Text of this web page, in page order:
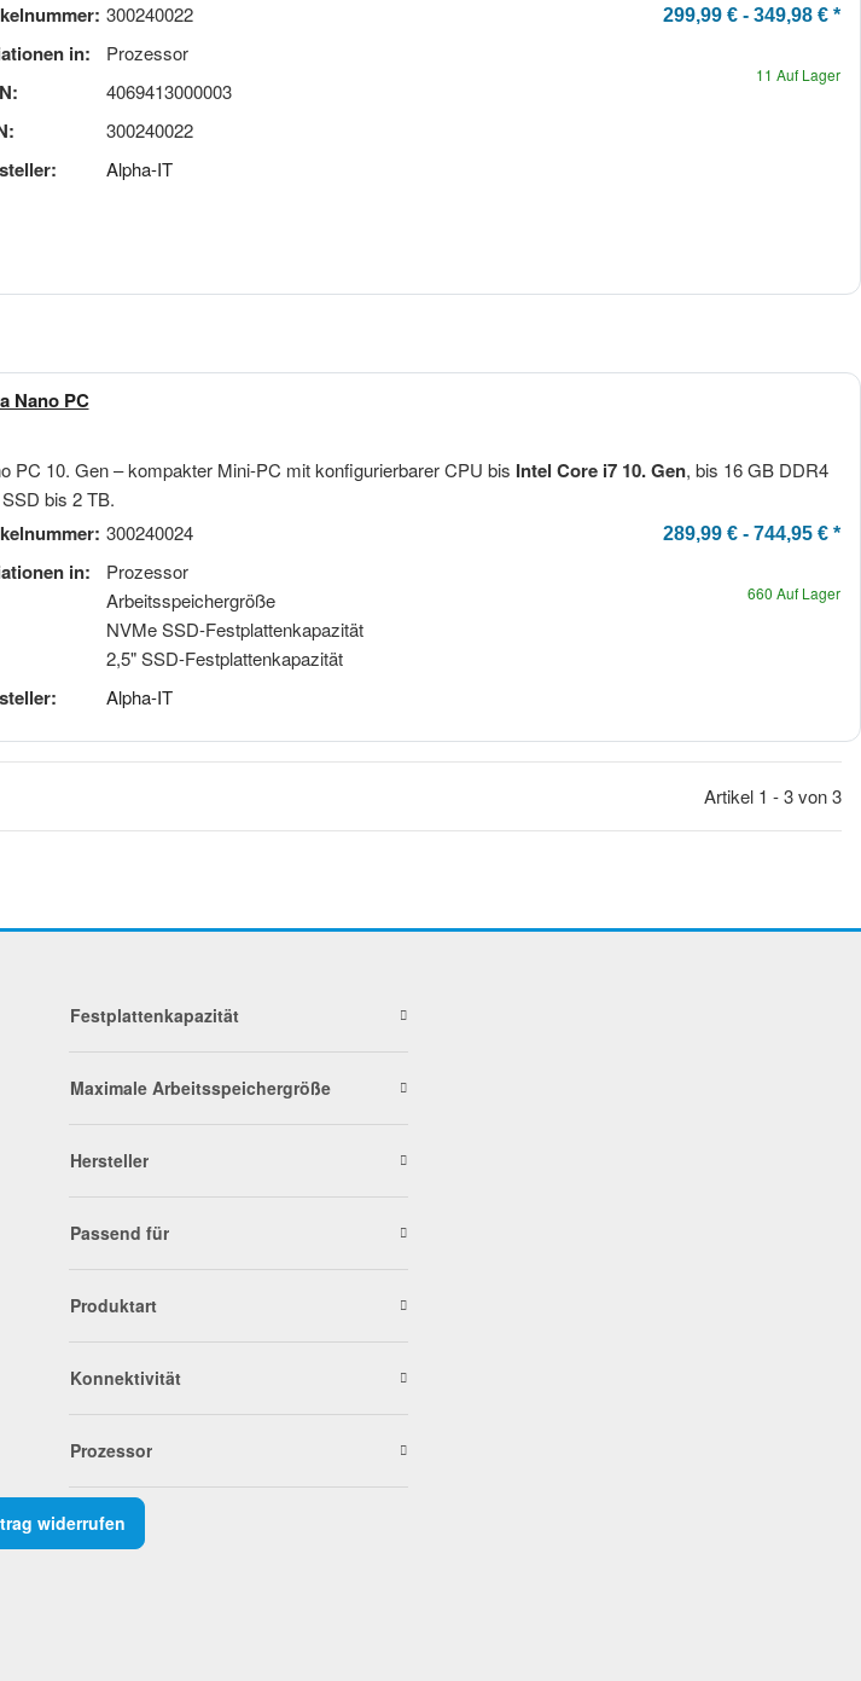
300240022
in: Prozessor
4069413000003
300240022
Alpha-IT
299,99 € - 349,98 € *
11 Auf Lager
Nano PC
PC 10. Gen – kompakter Mini-PC mit konfigurierbarer CPU bis Intel Core i7 10. Gen, bis 16 GB DDR4
bis 2 TB.
300240024
in:
Prozessor
Arbeitsspeichergröße
NVMe SSD-Festplattenkapazität
2,5" SSD-Festplattenkapazität
Alpha-IT
289,99 € - 744,95 € *
660 Auf Lager
Artikel 1 - 3 von 3
Festplattenkapazität
Maximale Arbeitsspeichergröße
Hersteller
Passend für
Produktart
Konnektivität
Prozessor
widerrufen